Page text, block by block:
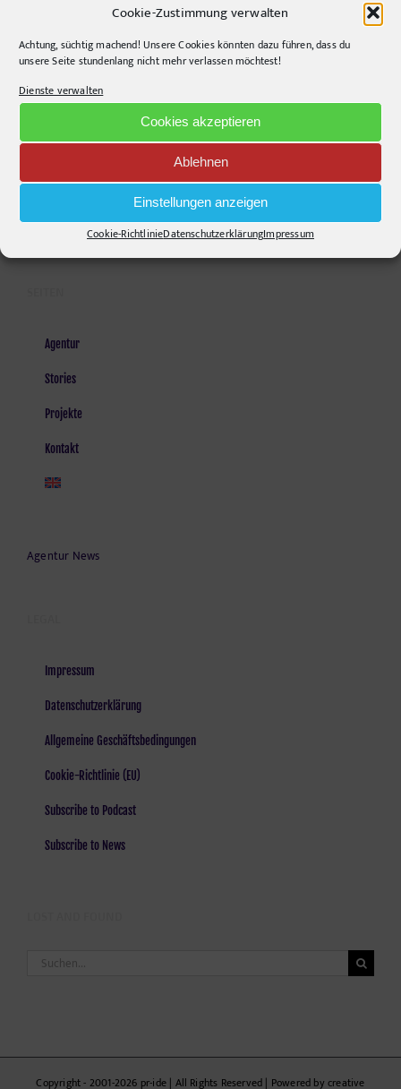
Cookie-Zustimmung verwalten
Achtung, süchtig machend! Unsere Cookies könnten dazu führen, dass du
unsere Seite stundenlang nicht mehr verlassen möchtest!
Dienste verwalten
Cookies akzeptieren
Ablehnen
Einstellungen anzeigen
Cookie-RichtlinieDatenschutzerklärungImpressum
Krefelder Straße 11A
10555Berlin
Telephone:+49306860203
info@pr-ide.de
Opening Hours:
Mail senden!
Agentur
Stories
Projekte
Kontakt
Agentur News
Impressum
Datenschutzerklärung
Allgemeine Geschäftsbedingungen
Cookie-Richtlinie (EU)
Subscribe to Podcast
Subscribe to News
Suche
Copyright - 2001-2026 pr-ide | All Rights Reserved | Powered by creative